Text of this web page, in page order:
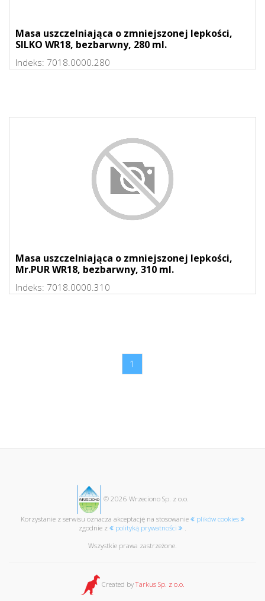
Masa uszczelniająca o zmniejszonej lepkości,
SILKO WR18, bezbarwny, 280 ml.
Indeks: 7018.0000.280
Masa uszczelniająca o zmniejszonej lepkości,
Mr.PUR WR18, bezbarwny, 310 ml.
Indeks: 7018.0000.310
1
© 2026 Wrzeciono Sp. z o.o.
Korzystanie z serwisu oznacza akceptację na stosowanie
plików cookies
zgodnie z
polityką prywatności
.
Wszystkie prawa zastrzeżone.
Created byTarkus Sp. z o.o.